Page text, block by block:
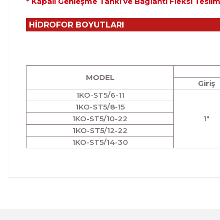
HİDROFOR BOYUTLARI
MODEL
Giriş
1KO-ST5/6-11
1"
1KO-ST5/8-15
1KO-ST5/10-22
1KO-ST5/12-22
1KO-ST5/14-30